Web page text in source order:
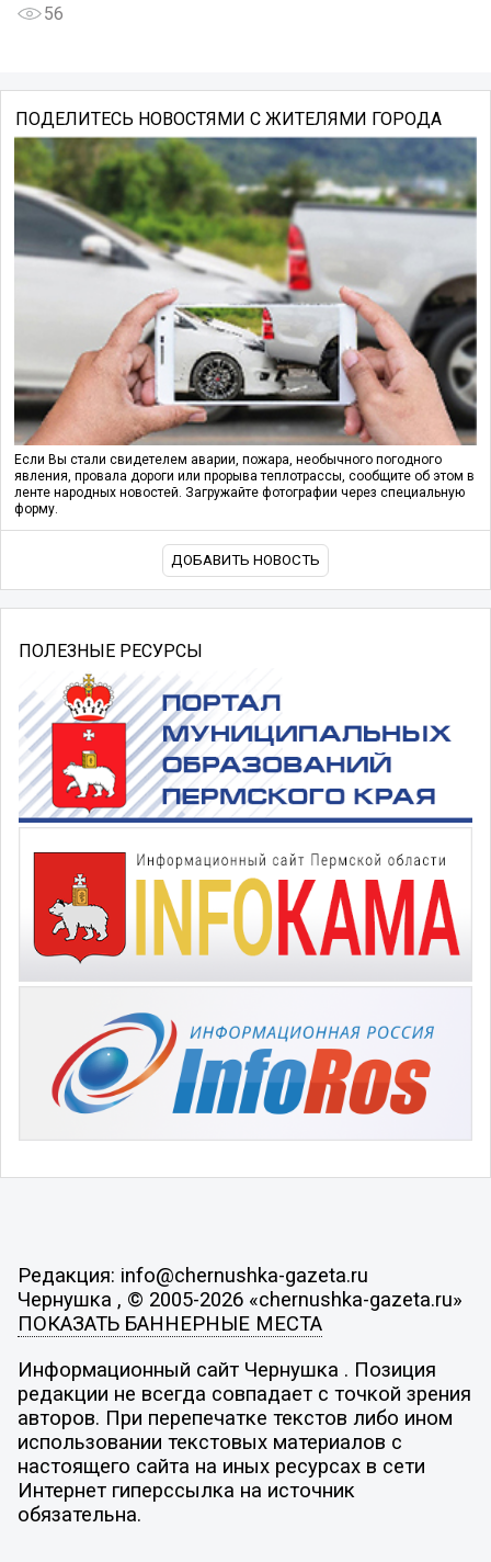
56
ПОДЕЛИТЕСЬ НОВОСТЯМИ С ЖИТЕЛЯМИ ГОРОДА
Если Вы стали свидетелем аварии, пожара, необычного погодного
явления, провала дороги или прорыва теплотрассы, сообщите об этом в
ленте народных новостей. Загружайте фотографии через специальную
форму.
ДОБАВИТЬ НОВОСТЬ
ПОЛЕЗНЫЕ РЕСУРСЫ
Редакция: info@chernushka-gazeta.ru
Чернушка , © 2005-2026 «chernushka-gazeta.ru»
ПОКАЗАТЬ БАННЕРНЫЕ МЕСТА
Информационный сайт Чернушка . Позиция
редакции не всегда совпадает с точкой зрения
авторов. При перепечатке текстов либо ином
использовании текстовых материалов с
настоящего сайта на иных ресурсах в сети
Интернет гиперссылка на источник
обязательна.